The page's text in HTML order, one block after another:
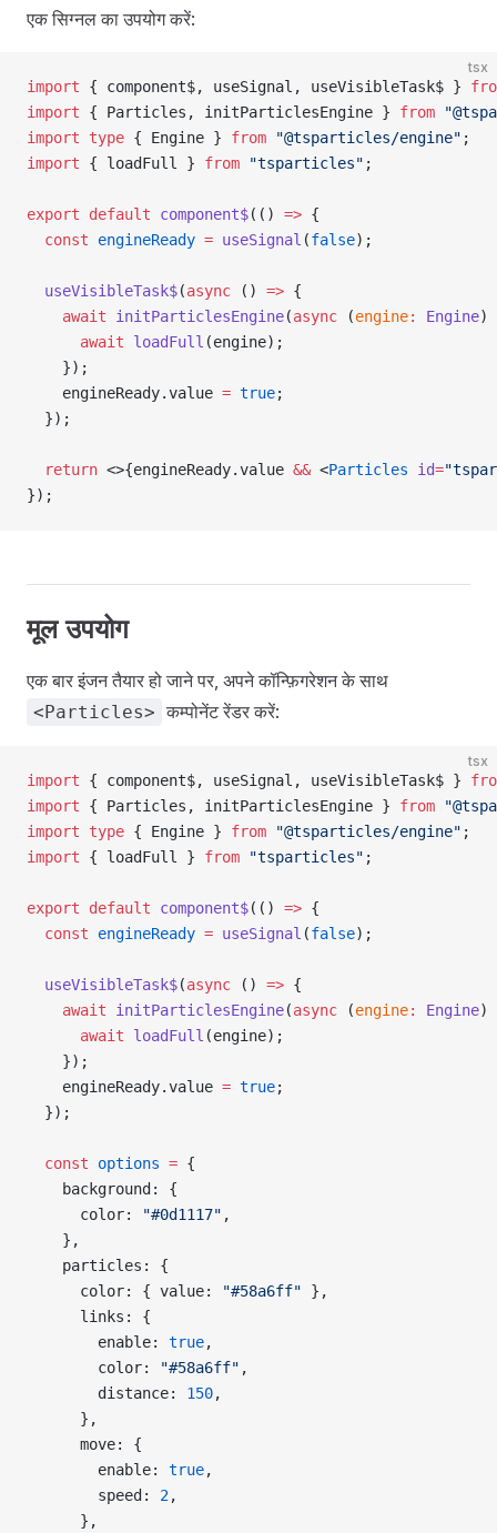
एक सिग्नल का उपयोग करें:
tsx
import { component$, useSignal, useVisibleTask$ }
import { Particles, initParticlesEngine } from
import type { Engine } from "@tsparticles/engine" ;
import { loadFull } from "tsparticles" ;
export default component$(() => {
  const
engineReady = useSignal (false);
  useVisibleTask$
(async () => {
    await
initParticlesEngine(async (engine: Engine)
      await
loadFull (engine);
    });
    engineReady.value
= true;
  });
  return
<>{engineReady.value && <Particles id=
});
मूल उपयोग
एक बार इंजन तैयार हो जाने पर, अपने कॉन्फ़िगरेशन के साथ
<Particles> कम्पोनेंट रेंडर करें:
tsx
import { component$, useSignal, useVisibleTask$ }
import { Particles, initParticlesEngine } from
import type { Engine } from "@tsparticles/engine" ;
import { loadFull } from "tsparticles" ;
export default component$(() => {
  const
engineReady = useSignal (false);
  useVisibleTask$
(async () => {
    await
initParticlesEngine(async (engine: Engine)
      await
loadFull (engine);
    });
    engineReady.value
= true;
  });
  const
options = {
    background: {
      color:
"#0d1117" ,
    },
    particles: {
      color: { value:
"#58a6ff" },
      links: {
        enable:
true,
        color:
"#58a6ff" ,
        distance:
150,
      },
      move: {
        enable:
true,
        speed:
2,
      },